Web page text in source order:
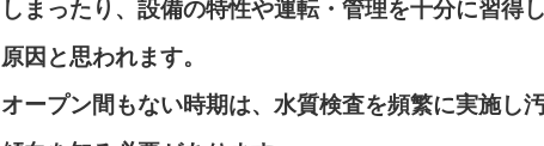
しまったり、設備の特性や運転・管理を十分に習得
原因と思われます。
オープン間もない時期は、水質検査を頻繁に実施し